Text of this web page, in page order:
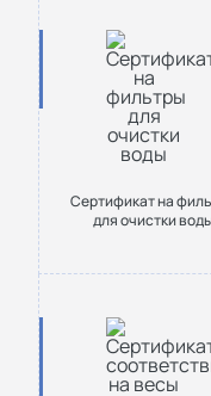
Сертификат на
для очистки